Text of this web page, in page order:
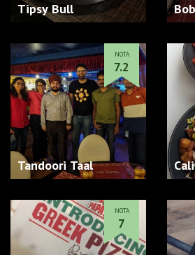
Tipsy Bull
Tandoori Taal
NOTA
7.2
NOTA
7